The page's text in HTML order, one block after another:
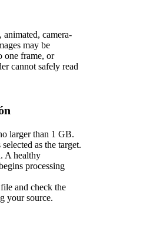
camera-
may be
one frame, or
cannot safely read
larger than 1 GB.
as the target.
A healthy
processing
and check the
your source.